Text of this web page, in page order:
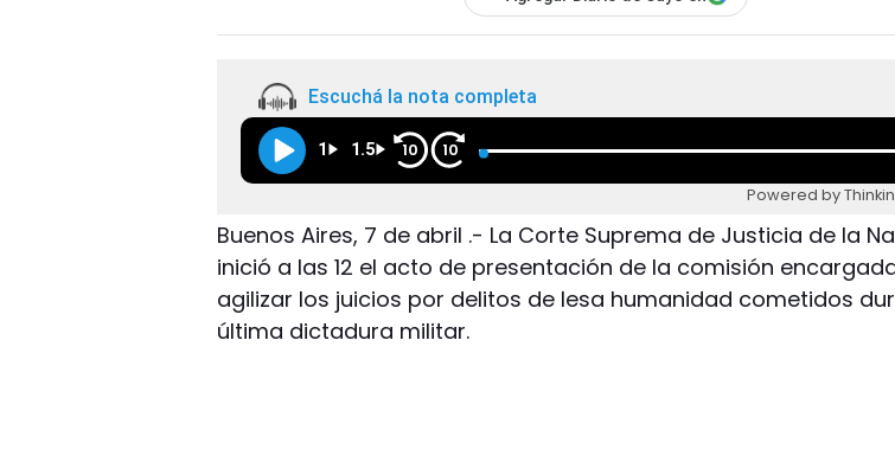
Escuchá la nota completa
1 1.5 10 10
Powered by
Buenos Aires, 7 de abril .- La Corte Suprema de Justicia de la
inició a las 12 el acto de presentación de la comisión
agilizar los juicios por delitos de lesa humanidad cometidos
última dictadura militar.